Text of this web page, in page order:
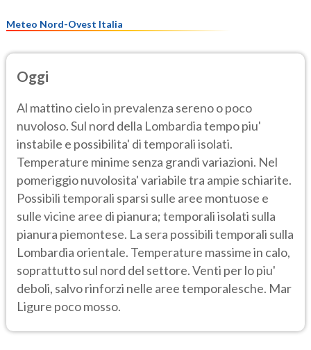
Meteo Nord-Ovest Italia
Oggi
Al mattino cielo in prevalenza sereno o poco
nuvoloso. Sul nord della Lombardia tempo piu'
instabile e possibilita' di temporali isolati.
Temperature minime senza grandi variazioni. Nel
pomeriggio nuvolosita' variabile tra ampie schiarite.
Possibili temporali sparsi sulle aree montuose e
sulle vicine aree di pianura; temporali isolati sulla
pianura piemontese. La sera possibili temporali sulla
Lombardia orientale. Temperature massime in calo,
soprattutto sul nord del settore. Venti per lo piu'
deboli, salvo rinforzi nelle aree temporalesche. Mar
Ligure poco mosso.